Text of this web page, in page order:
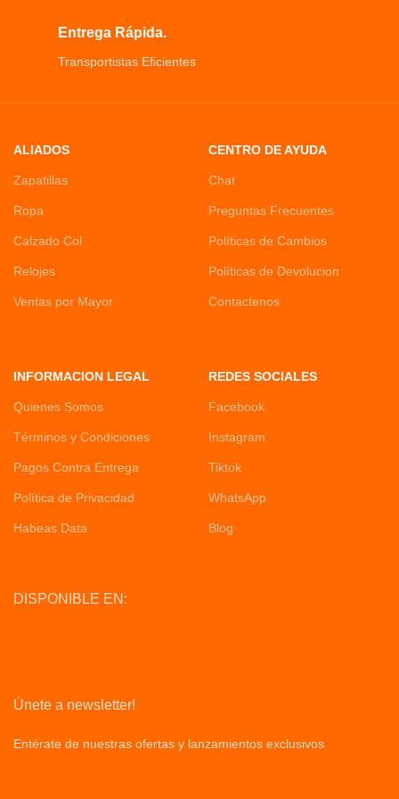
Entrega Rápida.
Transportistas Eficientes
ALIADOS
Zapatillas
Ropa
Calzado Col
Relojes
Ventas por Mayor
CENTRO DE AYUDA
Chat
Preguntas Frecuentes
Políticas de Cambios
Políticas de Devolucion
Contactenos
INFORMACION LEGAL
Quienes Somos
Términos y Condiciones
Pagos Contra Entrega
Política de Privacidad
Habeas Data
REDES SOCIALES
Facebook
Instagram
Tiktok
WhatsApp
Blog
DISPONIBLE EN:
Únete a newsletter!
Entérate de nuestras ofertas y lanzamientos exclusivos